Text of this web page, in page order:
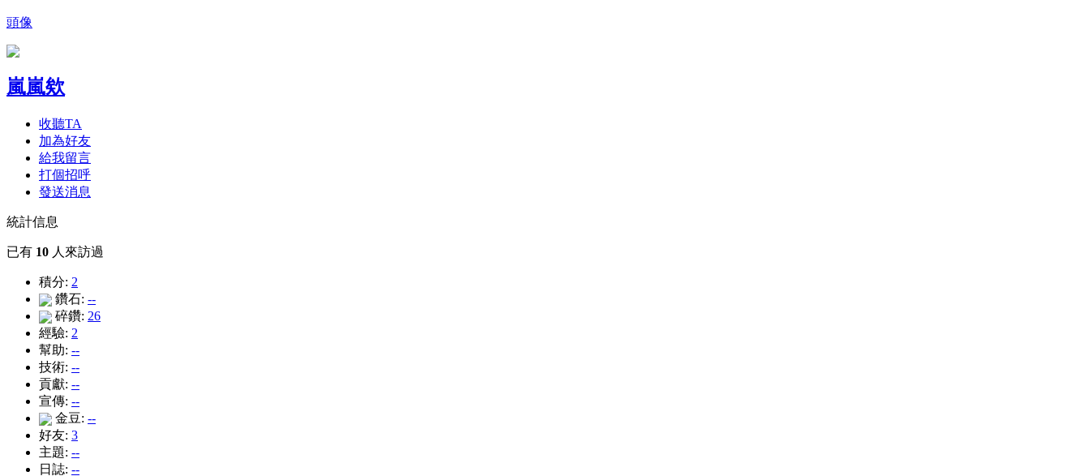
頭像
嵐嵐欸
收聽TA
加為好友
給我留言
打個招呼
發送消息
統計信息
已有 10 人來訪過
積分: 2
鑽石: --
碎鑽: 26
經驗: 2
幫助: --
技術: --
貢獻: --
宣傳: --
金豆: --
好友: 3
主題: --
日誌: --